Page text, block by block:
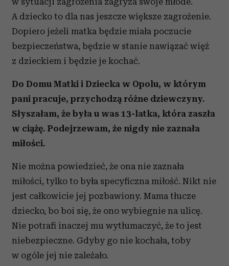
A dziecko to dla nas jeszcze większe zagrożenie.
Dopiero jeżeli matka będzie miała poczucie
bezpieczeństwa, będzie w stanie nawiązać więź
z dzieckiem i będzie je kochać.
Do Domu Matki i Dziecka w Opolu, w którym
pani pracuje, przychodzą różne dziewczyny.
Słyszałam, że była u was 13-latka, która zaszła
w ciążę. Podejrzewam, że nigdy nie zaznała
miłości.
Nie można powiedzieć, że ona nie zaznała
miłości, tylko to była specyficzna miłość. Nikt nie
jest całkowicie jej pozbawiony. Mama tłucze
dziecko, bo boi się, że ono wybiegnie na ulicę.
Nie potrafi inaczej mu wytłumaczyć, że to jest
niebezpieczne. Gdyby go nie kochała, toby
w ogóle jej nie zależało.